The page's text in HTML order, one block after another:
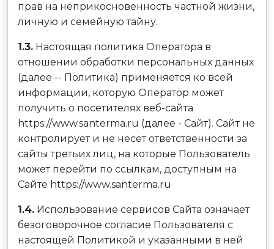
прав на неприкосновенность частной жизни,
личную и семейную тайну.
1.3. Настоящая политика Оператора в
отношении обработки персональных данных
(далее -- Политика) применяется ко всей
информации, которую Оператор может
получить о посетителях веб-сайта
https://www.santerma.ru (далее - Сайт). Сайт не
контролирует и не несет ответственности за
сайты третьих лиц, на которые Пользователь
может перейти по ссылкам, доступным на
Сайте https://www.santerma.ru
1.4. Использование сервисов Сайта означает
безоговорочное согласие Пользователя с
настоящей Политикой и указанными в ней